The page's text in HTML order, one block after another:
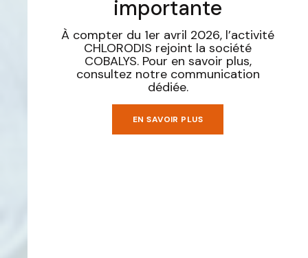
importante
À compter du 1er avril 2026, l’activité
CHLORODIS rejoint la société
COBALYS. Pour en savoir plus,
consultez notre communication
dédiée.
EN SAVOIR PLUS